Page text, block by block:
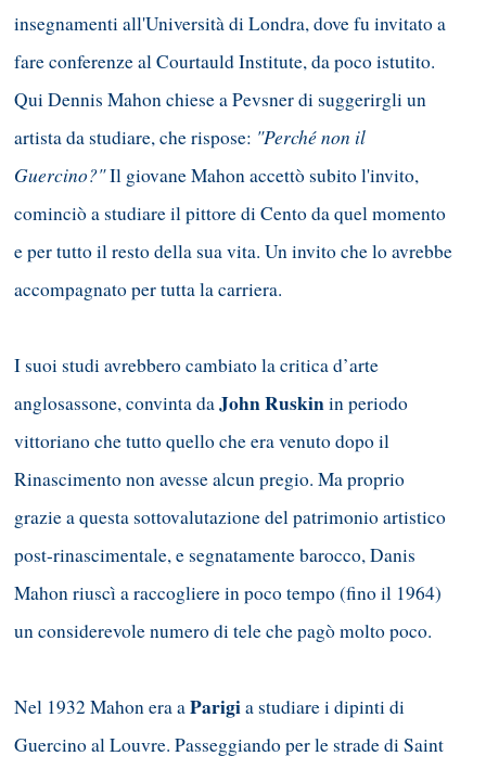
insegnamenti all'Università di Londra, dove fu invitato a
fare conferenze al Courtauld Institute, da poco istutito.
Qui Dennis Mahon chiese a Pevsner di suggerirgli un
artista da studiare, che rispose: "Perché non il
Guercino?"Il giovane Mahon accettò subito l'invito,
cominciò a studiare il pittore di Cento da quel momento
e per tutto il resto della sua vita. Un invito che lo avrebbe
accompagnato per tutta la carriera.
I suoi studi avrebbero cambiato la critica d’arte
anglosassone, convinta daJohn Ruskinin periodo
vittoriano che tutto quello che era venuto dopo il
Rinascimento non avesse alcun pregio. Ma proprio
grazie a questa sottovalutazione del patrimonio artistico
post-rinascimentale, e segnatamente barocco, Danis
Mahon riuscì a raccogliere in poco tempo (fino il 1964)
un considerevole numero di tele che pagò molto poco.
Nel 1932 Mahon era aParigia studiare i dipinti di
Guercino al Louvre. Passeggiando per le strade di Saint